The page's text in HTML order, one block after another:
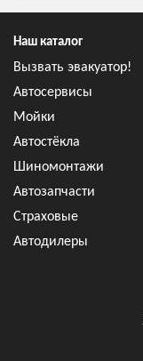
Наш каталог
Вызвать эвакуатор!
Автосервисы
Мойки
Автостёкла
Шиномонтажи
Автозапчасти
Страховые
Автодилеры